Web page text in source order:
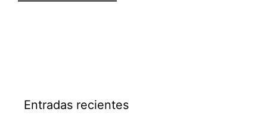
Entradas recientes